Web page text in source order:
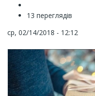
13 переглядів
ср, 02/14/2018 - 12:12